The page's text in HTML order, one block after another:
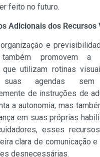
feito no futuro.
Adicionais dos Recursos
e
promovem a
que utilizam rotinas
agendas sem
de instruções de
a autonomia, mas
em suas próprias
esses
clara de comunicação
desnecessárias.